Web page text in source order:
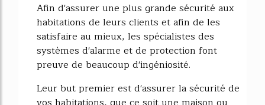
Afin d'assurer une plus grande sécurité aux
habitations de leurs clients et afin de les
satisfaire au mieux, les spécialistes des
systèmes d'alarme et de protection font
preuve de beaucoup d'ingéniosité.
Leur but premier est d'assurer la sécurité de